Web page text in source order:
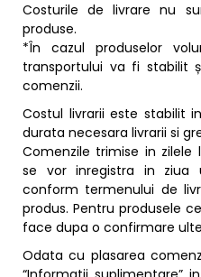
Costurile de livrare nu
produse.
*În cazul produselor
transportului va fi stabilit
comenzii.
Costul livrarii este stabilit
durata necesara livrarii si
Comenzile trimise in zilele
se vor inregistra in ziua
conform termenului de
produs. Pentru produsele
face dupa o confirmare
Odata cu plasarea